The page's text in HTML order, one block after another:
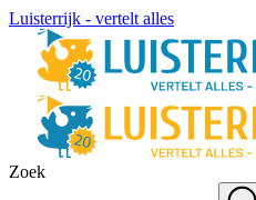
Luisterrijk - vertelt alles
Zoek